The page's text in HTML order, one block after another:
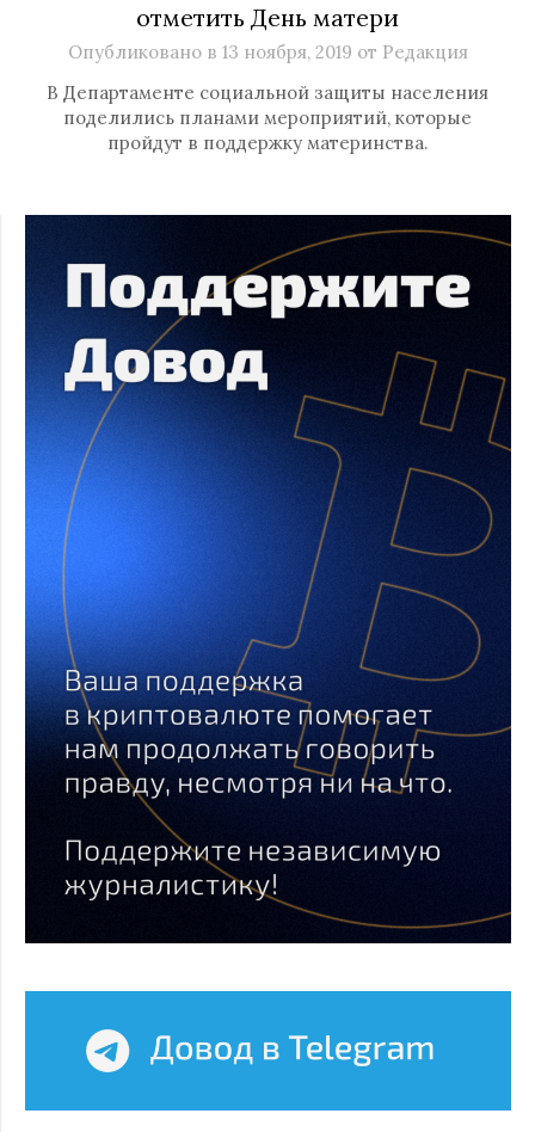
отметить День матери
Опубликовано в 13 ноября, 2019 от Редакция
В Департаменте социальной защиты населения
поделились планами мероприятий, которые
пройдут в поддержку материнства.